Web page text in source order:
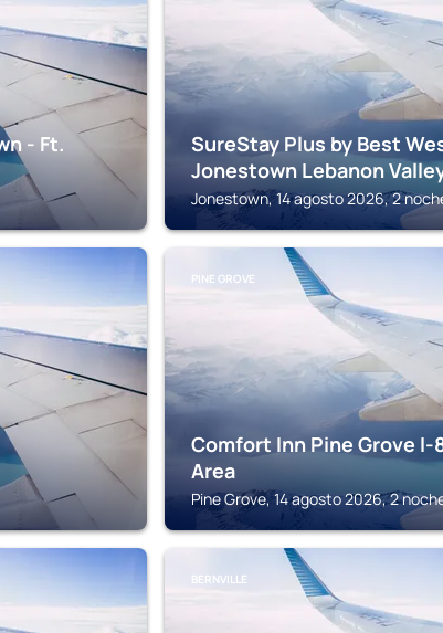
- Ft.
SureStay Plus by Best
Jonestown Lebanon
Jonestown, 14 agosto 2026, 2
PINE GROVE
Comfort Inn Pine Grove I-
Area
Pine Grove, 14 agosto 2026, 2
BERNVILLE